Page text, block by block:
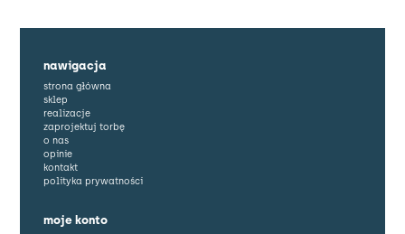
nawigacja
strona główna
sklep
realizacje
zaprojektuj torbę
o nas
opinie
kontakt
polityka prywatności
moje konto